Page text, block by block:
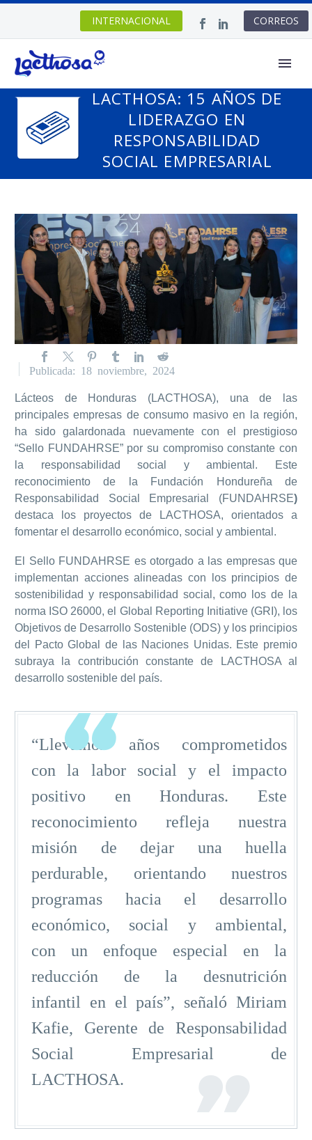
INTERNACIONAL CORREOS
LACTHOSA: 15 AÑOS DE
LIDERAZGO EN
RESPONSABILIDAD
SOCIAL EMPRESARIAL
Publicada: 18 noviembre, 2024
Lácteos de Honduras (LACTHOSA), una de las
principales empresas de consumo masivo en la región,
ha sido galardonada nuevamente con el prestigioso
“Sello FUNDAHRSE” por su compromiso constante con
la responsabilidad social y ambiental. Este
reconocimiento de la Fundación Hondureña de
Responsabilidad Social Empresarial (FUNDAHRSE)
destaca los proyectos de LACTHOSA, orientados a
fomentar el desarrollo económico, social y ambiental.
El Sello FUNDAHRSE es otorgado a las empresas que
implementan acciones alineadas con los principios de
sostenibilidad y responsabilidad social, como los de la
norma ISO 26000, el Global Reporting Initiative (GRI), los
Objetivos de Desarrollo Sostenible (ODS) y los principios
del Pacto Global de las Naciones Unidas. Este premio
subraya la contribución constante de LACTHOSA al
desarrollo sostenible del país.
“Llevamos años comprometidos
con la labor social y el impacto
positivo en Honduras. Este
reconocimiento refleja nuestra
misión de dejar una huella
perdurable, orientando nuestros
programas hacia el desarrollo
económico, social y ambiental,
con un enfoque especial en la
reducción de la desnutrición
infantil en el país”, señaló Miriam
Kafie, Gerente de Responsabilidad
Social Empresarial de
LACTHOSA.